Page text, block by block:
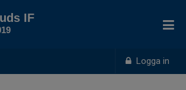
Logga in
IF